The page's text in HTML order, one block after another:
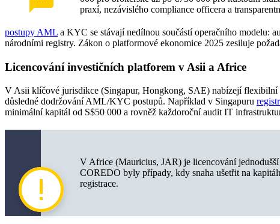
praxí, nezávislého compliance officera a
postupy AML a KYC se stávají nedílnou součástí operačního modelu:
národními registry. Zákon o platformové ekonomice 2025 zesiluje
Licencování investičních platforem v Asii a Africe
V Asii klíčové jurisdikce (Singapur, Hongkong, SAE) nabízejí
důsledné dodržování AML/KYC postupů. Například v Singapuru
minimální kapitál od S$50 000 a rovněž každoroční audit IT
V Africe (Mauricius, JAR) je licencování
COREDO byly případy, kdy snaha ušetřit na
registrace.